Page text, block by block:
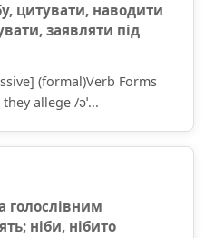
цитувати, наводити
заявляти під
(formal)Verb Forms
allege /əˈ...
голослівним
ніби, нібито